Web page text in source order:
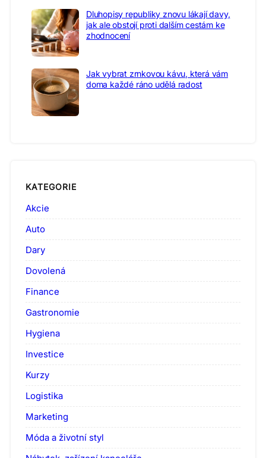
Dluhopisy republiky znovu lákají davy,
jak ale obstojí proti dalším cestám ke
zhodnocení
Jak vybrat zrnkovou kávu, která vám
doma každé ráno udělá radost
KATEGORIE
Akcie
Auto
Dary
Dovolená
Finance
Gastronomie
Hygiena
Investice
Kurzy
Logistika
Marketing
Móda a životní styl